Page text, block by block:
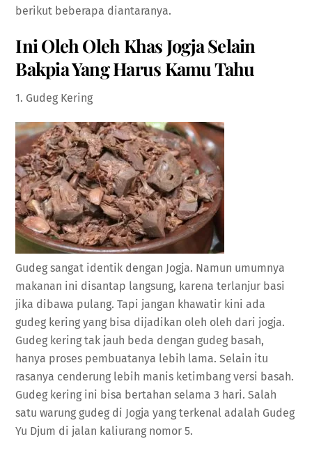
berikut beberapa diantaranya.
Ini Oleh Oleh Khas Jogja Selain
Bakpia Yang Harus Kamu Tahu
1. Gudeg Kering
Gudeg sangat identik dengan Jogja. Namun umumnya
makanan ini disantap langsung, karena terlanjur basi
jika dibawa pulang. Tapi jangan khawatir kini ada
gudeg kering yang bisa dijadikan oleh oleh dari jogja.
Gudeg kering tak jauh beda dengan gudeg basah,
hanya proses pembuatanya lebih lama. Selain itu
rasanya cenderung lebih manis ketimbang versi basah.
Gudeg kering ini bisa bertahan selama 3 hari. Salah
satu warung gudeg di Jogja yang terkenal adalah Gudeg
Yu Djum di jalan kaliurang nomor 5.